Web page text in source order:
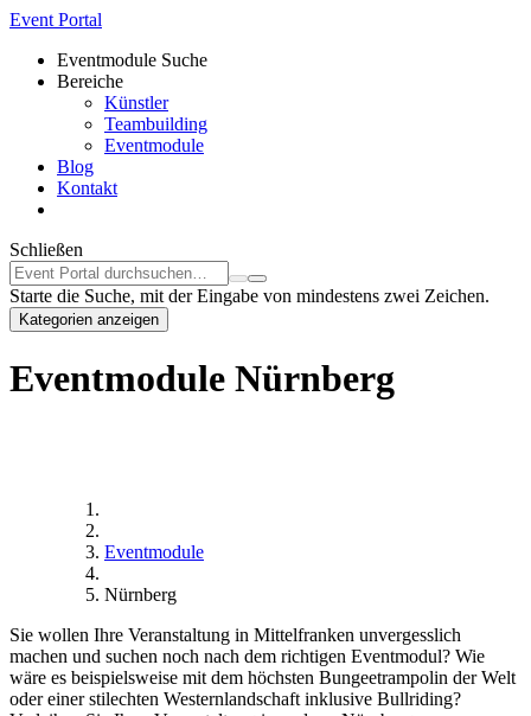
Event Portal
Eventmodule Suche
Bereiche
Künstler
Teambuilding
Eventmodule
Blog
Kontakt
Schließen
Starte die Suche, mit der Eingabe von mindestens zwei Zeichen.
Kategorien anzeigen
Eventmodule Nürnberg
Eventmodule
Nürnberg
Sie wollen Ihre Veranstaltung in Mittelfranken unvergesslich
machen und suchen noch nach dem richtigen Eventmodul? Wie
wäre es beispielsweise mit dem höchsten Bungeetrampolin der Welt
oder einer stilechten Westernlandschaft inklusive Bullriding?